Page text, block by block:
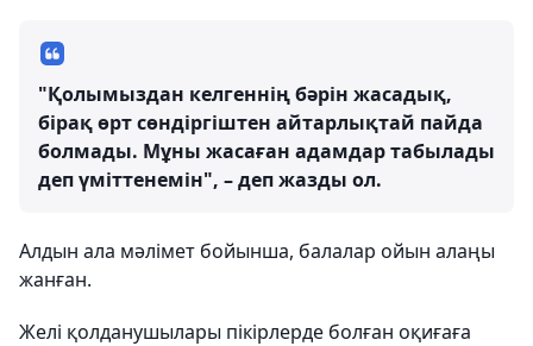
"Қолымыздан келгеннің бәрін жасадық,
бірақ өрт сөндіргіштен айтарлықтай пайда
болмады. Мұны жасаған адамдар табылады
деп үміттенемін", – деп жазды ол.
Алдын ала мәлімет бойынша, балалар ойын алаңы
жанған.
Желі қолданушылары пікірлерде болған оқиғаға